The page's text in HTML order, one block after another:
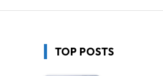
TOP POSTS